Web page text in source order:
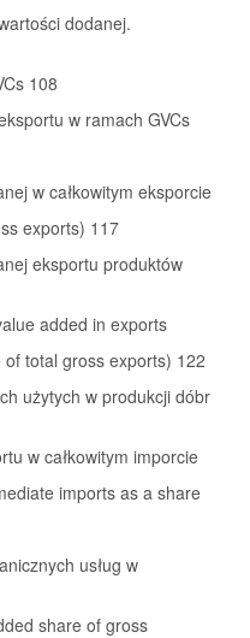
dodanej.
108
w ramach GVCs
w całkowitym eksporcie
exports) 117
eksportu produktów
added in exports
total gross exports) 122
użytych w produkcji dóbr
w całkowitym imporcie
imports as a share
usług w
share of gross